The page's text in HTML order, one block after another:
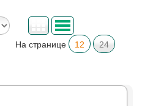
На странице 12
24